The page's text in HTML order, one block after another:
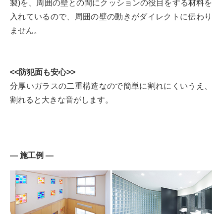
製)を、周囲の壁との間にクッションの役目をする材料を
入れているので、周囲の壁の動きがダイレクトに伝わり
ません。
<<防犯面も安心>>
分厚いガラスの二重構造なので簡単に割れにくいうえ、
割れると大きな音がします。
― 施工例 ―